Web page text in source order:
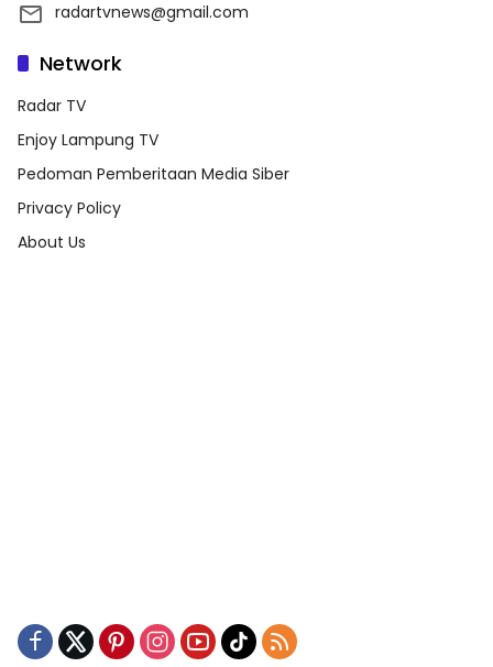
radartvnews@gmail.com
Network
Radar TV
Enjoy Lampung TV
Pedoman Pemberitaan Media Siber
Privacy Policy
About Us